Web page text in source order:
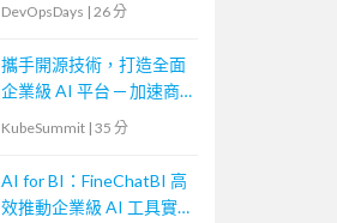
DevOpsDays | 26 分
攜手開源技術，打造全面
企業級 AI 平台 ─ 加速商
業創新，開啟 AI 時代新
KubeSummit | 35 分
AI for BI：FineChatBI 高
效推動企業級 AI 工具實